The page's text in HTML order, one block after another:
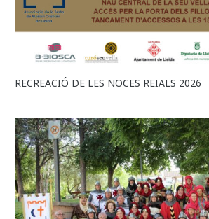
RECREACIÓ DE LES NOCES REIALS 2026